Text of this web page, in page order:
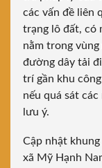
các vấn đề liên
trạng lô đất, có
nằm trong
đường dây tải
trí gần khu
nếu quá sát
lưu ý.
Cập nhật
xã Mỹ Hạnh